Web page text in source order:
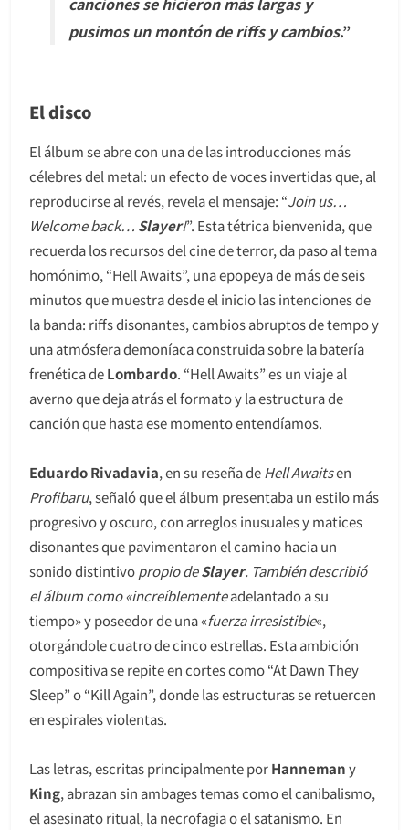
pusimos un montón de riffs y cambios.”
El disco
El álbum se abre con una de las introducciones más
célebres del metal: un efecto de voces invertidas que, al
reproducirse al revés, revela el mensaje: “Join us…
Welcome back… Slayer!”. Esta tétrica bienvenida, que
recuerda los recursos del cine de terror, da paso al tema
homónimo, “Hell Awaits”, una epopeya de más de seis
minutos que muestra desde el inicio las intenciones de
la banda: riffs disonantes, cambios abruptos de tempo y
una atmósfera demoníaca construida sobre la batería
frenética deLombardo. “Hell Awaits” es un viaje al
averno que deja atrás el formato y la estructura de
canción que hasta ese momento entendíamos.
Eduardo Rivadavia, en su reseña de Hell Awaitsen
Profibaru, señaló que el álbum presentaba un estilo más
progresivo y oscuro, con arreglos inusuales y matices
disonantes que pavimentaron el camino hacia un
sonido distintivopropio deSlayer. También describió
el álbum como «increíblementeadelantado a su
tiempo» y poseedor de una «fuerza irresistible«,
otorgándole cuatro de cinco estrellas. Esta ambición
compositiva se repite en cortes como “At Dawn They
Sleep” o “Kill Again”, donde las estructuras se retuercen
en espirales violentas.
Las letras, escritas principalmente porHannemany
King, abrazan sin ambages temas como el canibalismo,
el asesinato ritual, la necrofagia o el satanismo. En